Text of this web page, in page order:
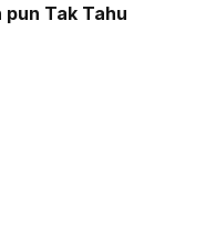
pun Tak Tahu